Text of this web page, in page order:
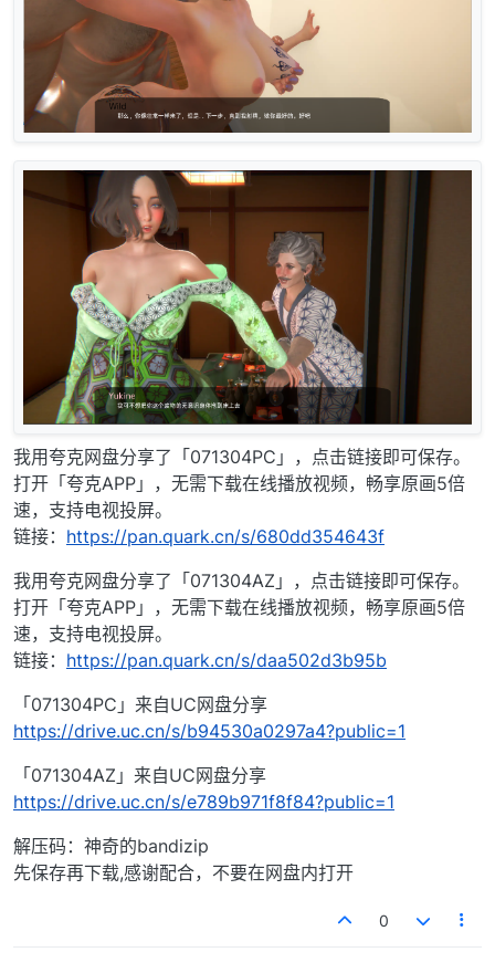
我用夸克网盘分享了「071304PC」，点击链接即可保存。
打开「夸克APP」，无需下载在线播放视频，畅享原画5倍
速，支持电视投屏。
链接： https://pan.quark.cn/s/680dd354643f
我用夸克网盘分享了「071304AZ」，点击链接即可保存。
打开「夸克APP」，无需下载在线播放视频，畅享原画5倍
速，支持电视投屏。
链接： https://pan.quark.cn/s/daa502d3b95b
「071304PC」来自UC网盘分享
https://drive.uc.cn/s/b94530a0297a4?public=1
「071304AZ」来自UC网盘分享
https://drive.uc.cn/s/e789b971f8f84?public=1
解压码：神奇的bandizip
先保存再下载,感谢配合，不要在网盘内打开
0